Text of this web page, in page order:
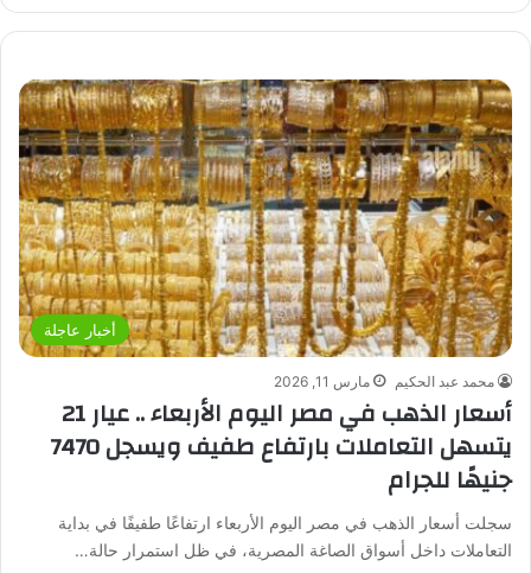
أخبار عاجلة
محمد عبد الحكيم مارس 11, 2026
أسعار الذهب في مصر اليوم الأربعاء .. عيار 21
يتسهل التعاملات بارتفاع طفيف ويسجل 7470
جنيهًا للجرام
سجلت أسعار الذهب في مصر اليوم الأربعاء ارتفاعًا طفيفًا في بداية
التعاملات داخل أسواق الصاغة المصرية، في ظل استمرار حالة…